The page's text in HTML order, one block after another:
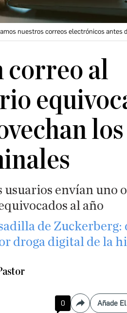
nuestros correos electrónicos antes
correo al
los
usuarios envían uno
al año
de Zuckerberg:
droga digital de la
0 Compartir
Añade